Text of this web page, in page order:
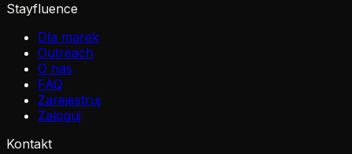
Stayfluence
Dla marek
Outreach
O nas
FAQ
Zarejestruj
Zaloguj
Kontakt